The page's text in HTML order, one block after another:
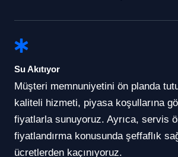
Su Akıtıyor
Müşteri memnuniyetini ön planda
kaliteli hizmeti, piyasa koşullarına
fiyatlarla sunuyoruz. Ayrıca, servis
fiyatlandırma konusunda şeffaflık
ücretlerden kaçınıyoruz.